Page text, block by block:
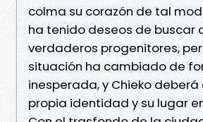
colma su corazón de tal
ha tenido deseos de buscar
verdaderos progenitores,
situación ha cambiado de
inesperada, y Chieko deberá
propia identidad y su lugar